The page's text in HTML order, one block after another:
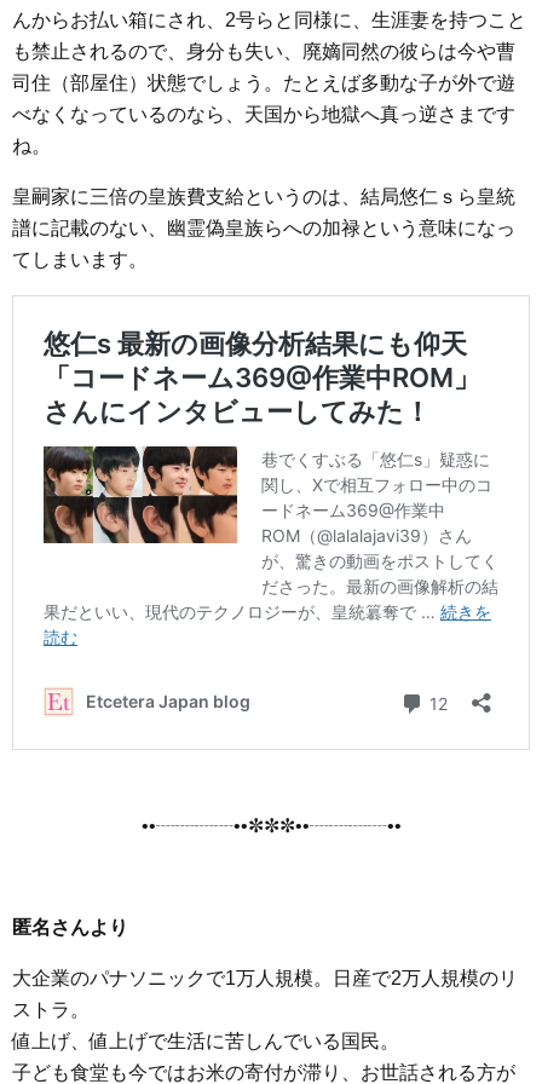
んからお払い箱にされ、2号らと同様に、生涯妻を持つこと
も禁止されるので、身分も失い、廃嫡同然の彼らは今や曹
司住（部屋住）状態でしょう。たとえば多動な子が外で遊
べなくなっているのなら、天国から地獄へ真っ逆さまです
ね。
皇嗣家に三倍の皇族費支給というのは、結局悠仁ｓら皇統
譜に記載のない、幽霊偽皇族らへの加禄という意味になっ
てしまいます。
••┈┈┈┈••✼✼✼••┈┈┈┈••
匿名さんより
大企業のパナソニックで1万人規模。日産で2万人規模のリ
ストラ。
値上げ、値上げで生活に苦しんでいる国民。
子ども食堂も今ではお米の寄付が滞り、お世話される方が